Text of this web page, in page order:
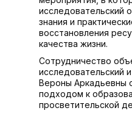
исследовательский
знания и
восстановления
качества жизни.
Сотрудничество
исследовательский
Вероны Аркадьевны
подходом к
просветительской